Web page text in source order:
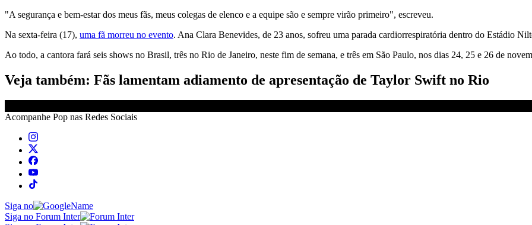
"A segurança e bem-estar dos meus fãs, meus colegas de elenco e a equipe são e sempre virão primeiro", escreveu.
Na sexta-feira (17), uma fã morreu no evento. Ana Clara Benevides, de 23 anos, sofreu uma parada cardiorrespiratória dentro do Estádio
Ao todo, a cantora fará seis shows no Brasil, três no Rio de Janeiro, neste fim de semana, e três em São Paulo, nos dias 24, 25 e 26 de
Veja também: Fãs lamentam adiamento de apresentação de Taylor Swift no Rio
Acompanhe Pop nas Redes Sociais
Siga no
Siga no Forum Inter